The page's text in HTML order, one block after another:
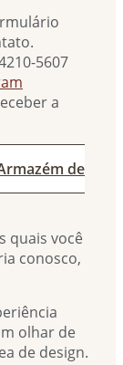
5607
a
de
quais você
conosco,
olhar de
de design.